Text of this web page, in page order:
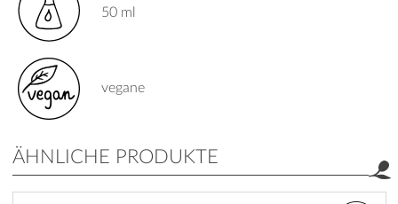
50 ml
vegane
ÄHNLICHE PRODUKTE